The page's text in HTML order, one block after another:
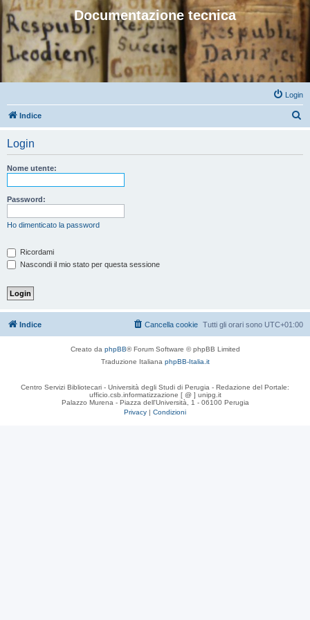
Documentazione tecnica
Login
Indice
Login
Nome utente:
Password:
Ho dimenticato la password
Ricordami
Nascondi il mio stato per questa sessione
Indice Tutti gli orari sono UTC+01:00
Cancella cookie
Creato da phpBB® Forum Software © phpBB Limited
Traduzione Italiana phpBB-Italia.it
Centro Servizi Bibliotecari - Università degli Studi di Perugia - Redazione del Portale:
ufficio.csb.informatizzazione [ @ ] unipg.it
Palazzo Murena - Piazza dell'Università, 1 - 06100 Perugia
Privacy | Condizioni